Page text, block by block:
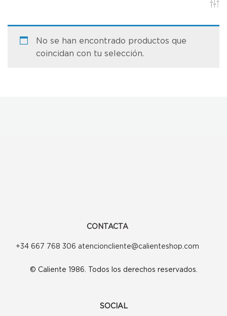
No se han encontrado productos que
coincidan con tu selección.
CONTACTA
+34 667 768 306 atencioncliente@calienteshop.com
© Caliente 1986. Todos los derechos reservados.
SOCIAL